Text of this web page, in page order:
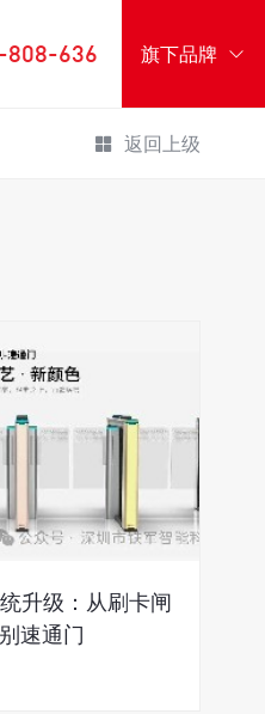
旗下品牌
808-636
返回上级
升级：从刷卡闸
速通门